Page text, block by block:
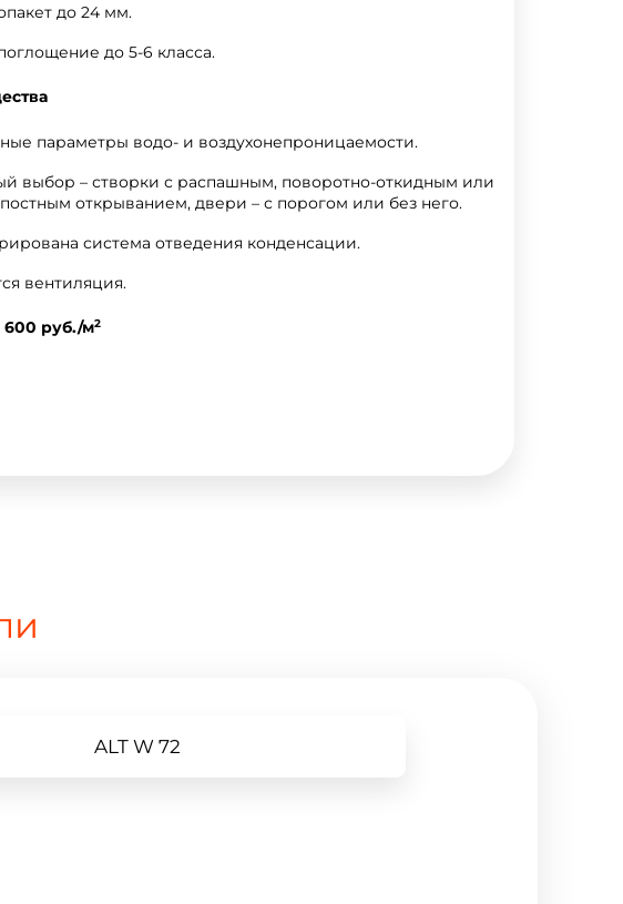
до 24 мм.
до 5-6 класса.
параметры водо- и воздухонепроницаемости.
выбор – створки с распашным, поворотно-откидным или
открыванием, двери – с порогом или без него.
система отведения конденсации.
вентиляция.
600 руб./м2
ALT W 72